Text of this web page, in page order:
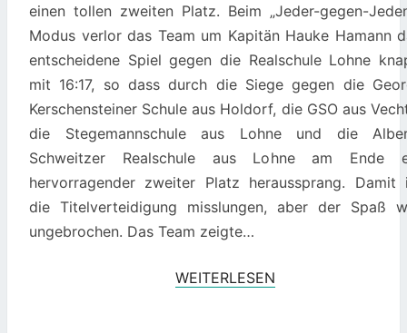
einen tollen zweiten Platz. Beim „Jeder-gegen-
Modus verlor das Team um Kapitän Hauke Hamann
entscheidene Spiel gegen die Realschule Lohne
mit 16:17, so dass durch die Siege gegen die
Kerschensteiner Schule aus Holdorf, die GSO aus
die Stegemannschule aus Lohne und die
Schweitzer Realschule aus Lohne am Ende
hervorragender zweiter Platz heraussprang. Damit
die Titelverteidigung misslungen, aber der Spaß
ungebrochen. Das Team zeigte…
WEITERLESEN